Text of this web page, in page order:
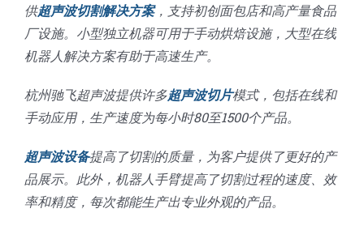
供超声波切割解决方案，支持初创面包店和高产量食品
厂设施。小型独立机器可用于手动烘焙设施，大型在线
机器人解决方案有助于高速生产。
杭州驰飞超声波提供许多超声波切片模式，包括在线和
手动应用，生产速度为每小时80至1500个产品。
超声波设备提高了切割的质量，为客户提供了更好的产
品展示。此外，机器人手臂提高了切割过程的速度、效
率和精度，每次都能生产出专业外观的产品。